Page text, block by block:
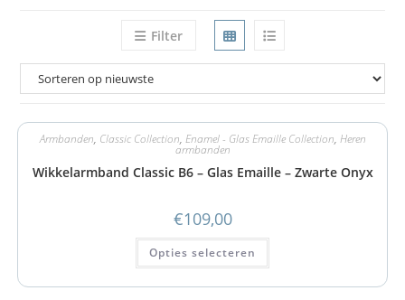
Filter
Armbanden, Classic Collection, Enamel - Glas Emaille Collection, Heren
armbanden
Wikkelarmband Classic B6 – Glas Emaille – Zwarte Onyx
€109,00
Opties selecteren